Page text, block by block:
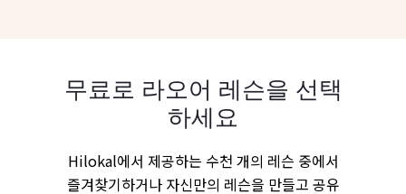
무료로 라오어 레슨을 선택
하세요
Hilokal에서 제공하는 수천 개의 레슨 중에서
즐겨찾기하거나 자신만의 레슨을 만들고 공유